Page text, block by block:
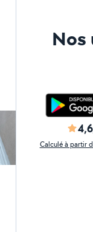
Nos
Calculé à partir